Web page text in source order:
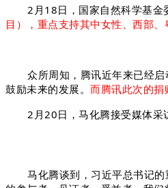
2月18日，国家自然科学基金
目），重点支持其中女性、西部、
众所周知，腾讯近年来已经
鼓励未来的发展。而腾讯此次的
2月20日，马化腾接受媒体采
马化腾谈到，习近平总书记